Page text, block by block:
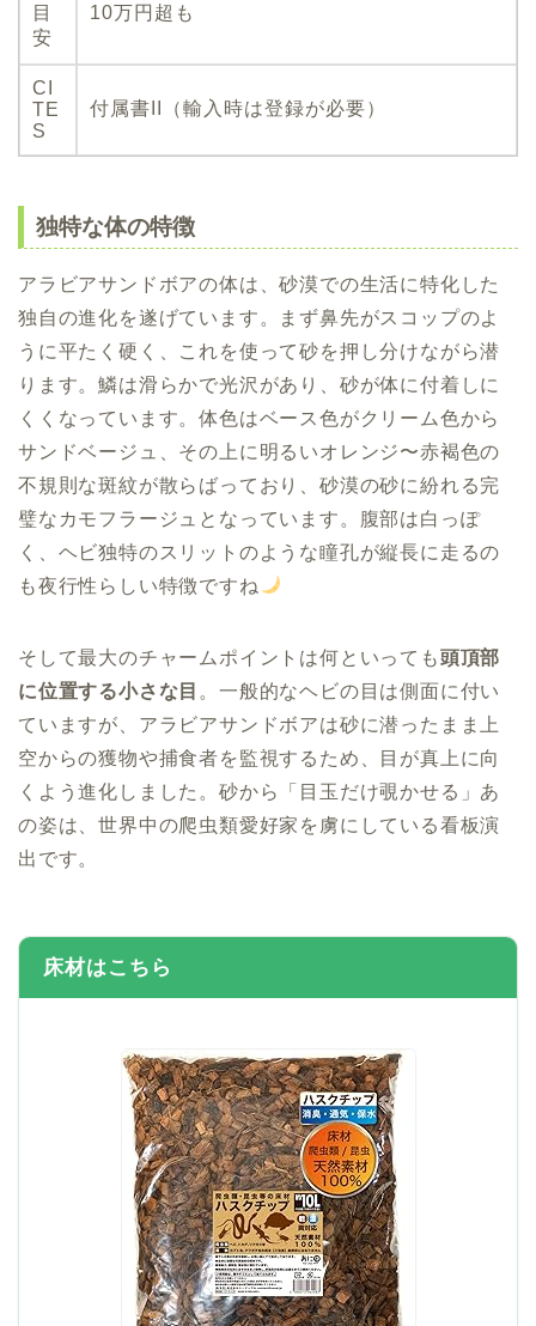
目
安
10万円超も
CI
TE
S
付属書II（輸入時は登録が必要）
独特な体の特徴
アラビアサンドボアの体は、砂漠での生活に特化した
独自の進化を遂げています。まず鼻先がスコップのよ
うに平たく硬く、これを使って砂を押し分けながら潜
ります。鱗は滑らかで光沢があり、砂が体に付着しに
くくなっています。体色はベース色がクリーム色から
サンドベージュ、その上に明るいオレンジ〜赤褐色の
不規則な斑紋が散らばっており、砂漠の砂に紛れる完
璧なカモフラージュとなっています。腹部は白っぽ
く、ヘビ独特のスリットのような瞳孔が縦長に走るの
も夜行性らしい特徴ですね
そして最大のチャームポイントは何といっても頭頂部
に位置する小さな目 。一般的なヘビの目は側面に付い
ていますが、アラビアサンドボアは砂に潜ったまま上
空からの獲物や捕食者を監視するため、目が真上に向
くよう進化しました。砂から「目玉だけ覗かせる」あ
の姿は、世界中の爬虫類愛好家を虜にしている看板演
出です。
床材はこちら